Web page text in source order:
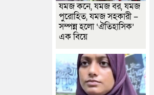
যমজ কনে, যমজ বর, যমজ
পুরোহিত, যমজ সহকারী –
সম্পন্ন হলো ‘ঐতিহাসিক’
এক বিয়ে